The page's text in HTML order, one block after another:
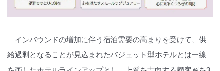
インバウンドの増加に伴う宿泊需要の高まりを受けて、供
給過剰となることが見込まれたバジェット型ホテルとは一線